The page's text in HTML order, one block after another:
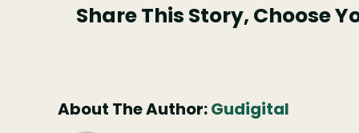
de
Share This Story, Choose
About The Author:Gudigital